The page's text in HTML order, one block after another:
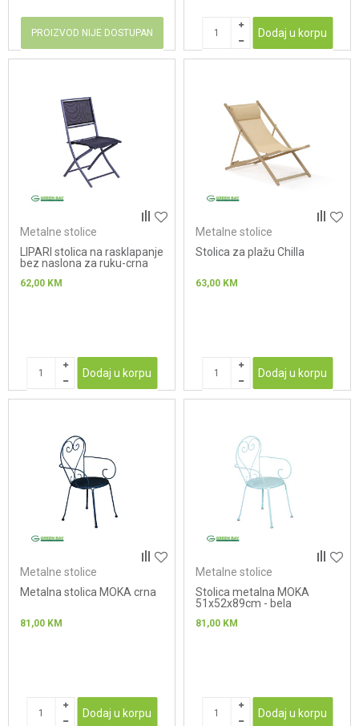
PROIZVOD NIJE DOSTUPAN Dodaj u korpu
Metalne stolice
LIPARI stolica na rasklapanje
bez naslona za ruku-crna
62,00 KM
Dodaj u korpu
Metalne stolice
Stolica za plažu Chilla
63,00 KM
Dodaj u korpu
Metalne stolice
Metalna stolica MOKA crna
81,00 KM
Dodaj u korpu
Metalne stolice
Stolica metalna MOKA
51x52x89cm - bela
81,00 KM
Dodaj u korpu